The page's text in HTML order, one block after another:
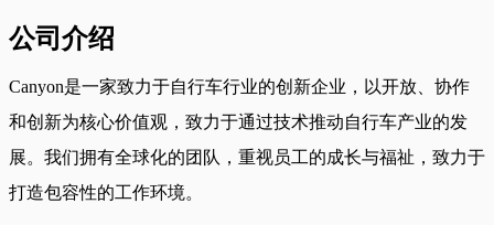
公司介绍
Canyon是一家致力于自行车行业的创新企业，以开放、协作
和创新为核心价值观，致力于通过技术推动自行车产业的发
展。我们拥有全球化的团队，重视员工的成长与福祉，致力于
打造包容性的工作环境。